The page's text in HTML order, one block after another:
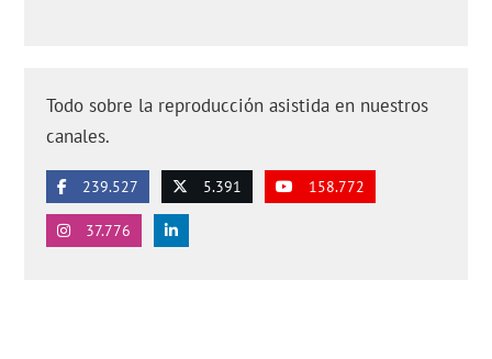
Todo sobre la reproducción asistida en nuestros
canales.
239.527 5.391 158.772
37.776